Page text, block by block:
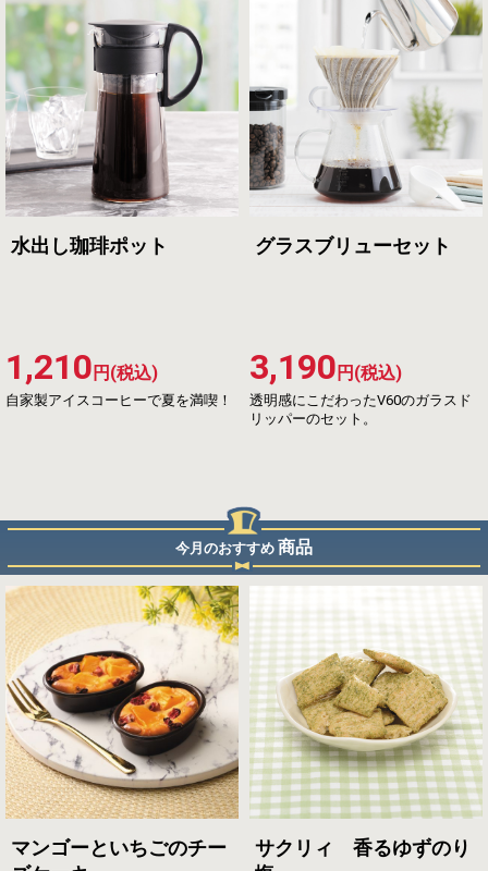
水出し珈琲ポット
自家製アイスコーヒーで夏を満喫！
1,210 円(税込)
グラスブリューセット
透明感にこだわったV60のガラスド
リッパーのセット。
3,190 円(税込)
今月のおすすめ 商品
マンゴーといちごのチー
サクリィ 香るゆずのり